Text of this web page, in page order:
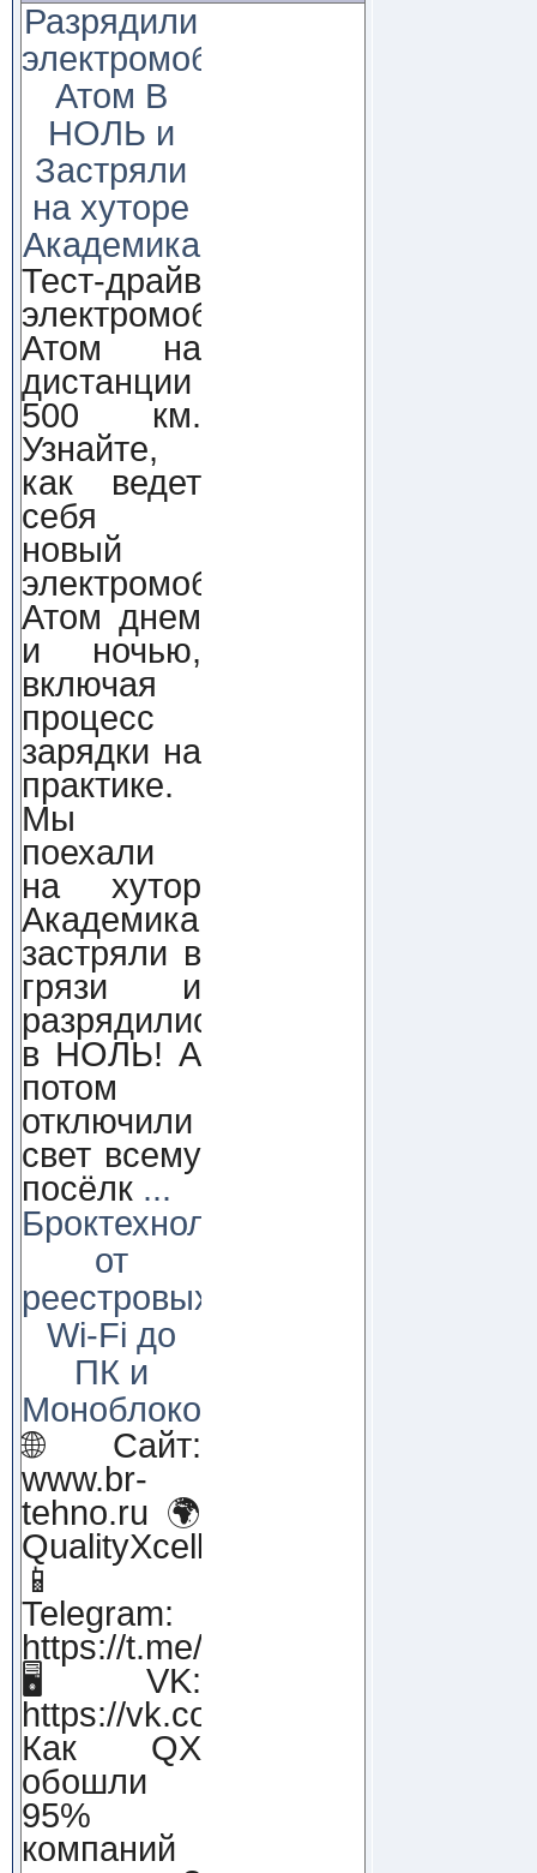
Разрядили
электромобиль
Атом В
НОЛЬ и
Застряли
на хуторе
Академика
Тест-драйв
электромобиля
Атом на
дистанции
500 км.
Узнайте,
как ведет
себя
новый
электромобиль
Атом днем
и ночью,
включая
процесс
зарядки на
практике.
Мы
поехали
на хутор
Академика,
застряли в
грязи и
разрядились
в НОЛЬ! А
потом
отключили
свет всему
посёлк ...
Броктехнолоджи:
от
реестровых
Wi-Fi до
ПК и
Моноблоков!
🌐 Сайт:
www.br-
tehno.ru 🌍
QualityXcellence.ru
📱
Telegram:
https://t.me/qx_lab_IT
🖥 VK:
https://vk.com/qualityxcellenc
Как QX
обошли
95%
компаний